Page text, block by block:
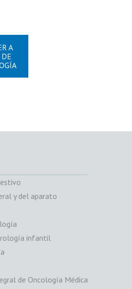
A
y del aparato
infantil
de Oncología Médica